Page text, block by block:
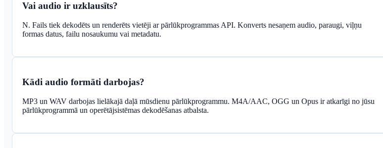
Vai audio ir uzklausīts?
N. Fails tiek dekodēts un renderēts vietēji ar pārlūkprogrammas API. Konverts nesaņem audio, paraugi, viļņu
formas datus, failu nosaukumu vai metadatu.
Kādi audio formāti darbojas?
MP3 un WAV darbojas lielākajā daļā mūsdienu pārlūkprogrammu. M4A/AAC, OGG un Opus ir atkarīgi no jūsu
pārlūkprogrammā un operētājsistēmas dekodēšanas atbalsta.